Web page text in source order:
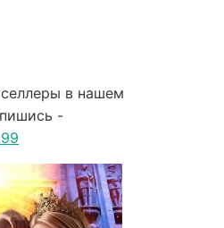
в нашем
-